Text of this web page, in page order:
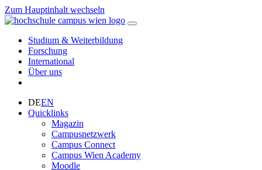
Zum Hauptinhalt wechseln
Studium & Weiterbildung
Forschung
International
Über uns
DEEN
Quicklinks
Magazin
Campusnetzwerk
Campus Connect
Campus Wien Academy
Moodle